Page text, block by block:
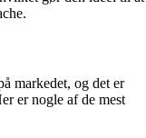
markedet, og det er
er nogle af de mest